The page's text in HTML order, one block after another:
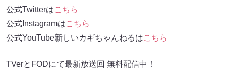
公式Twitterはこちら
公式Instagramはこちら
公式YouTube新しいカギちゃんねるはこちら
TVerとFODにて最新放送回 無料配信中！